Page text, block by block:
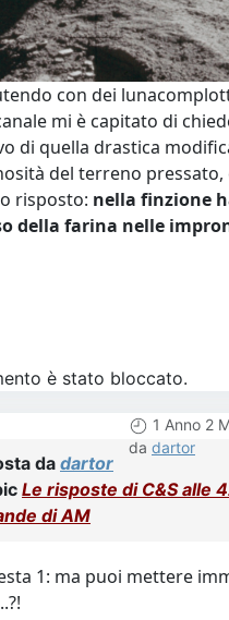
con dei
mi è capitato di
di quella drastica
del terreno pressato,
risposto: nella finzione
della farina nelle
è stato bloccato.
1 Anno 2
da dartor
dadartor
Le risposte di C&S alle
di AM
1: ma puoi mettere